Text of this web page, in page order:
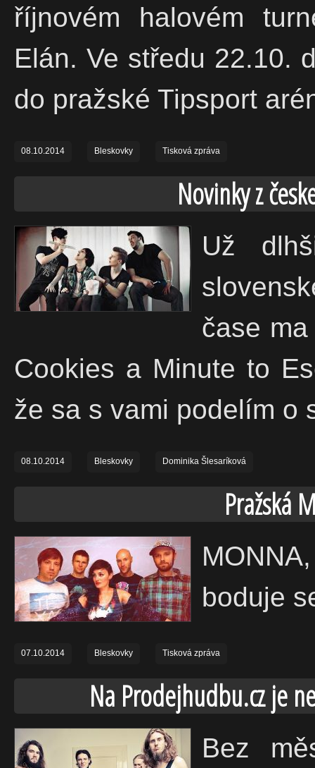
říjnovém halovém
Elán. Ve středu 22.10.
do pražské Tipsport
08.10.2014 Bleskovky Tisková zpráva
Novinky z
Už
čase
Cookies a Minute to
že sa s vami podelím o
08.10.2014 Bleskovky Dominika Šlesaríková
Pražská
boduje
07.10.2014 Bleskovky Tisková zpráva
Na Prodejhudbu.cz je
Bez